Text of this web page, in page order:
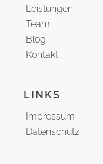
Leistungen
Team
Blog
Kontakt
LINKS
Impressum
Datenschutz